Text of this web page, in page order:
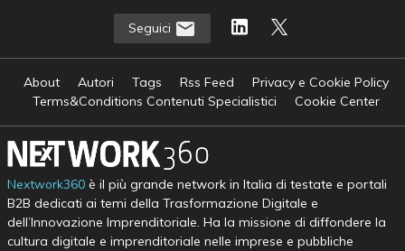
Seguici
About Autori Tags Rss Feed
Privacy e Cookie Policy
Terms&Conditions Contenuti Specialistici
Cookie Center
Nextwork360è il più grande network in Italia di testate e portali
B2B dedicati ai temi della Trasformazione Digitale e
dell’Innovazione Imprenditoriale. Ha la missione di diffondere la
cultura digitale e imprenditoriale nelle imprese e pubbliche